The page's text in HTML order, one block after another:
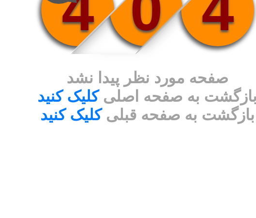
صفحه مورد نظر پیدا نشد
به صفحه اصلیکلیک کنید
بازگشت به صفحه قبلیکلیک کنید